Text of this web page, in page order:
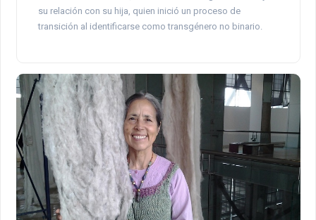
su relación con su hija, quien inició un proceso de
transición al identificarse como transgénero no binario.